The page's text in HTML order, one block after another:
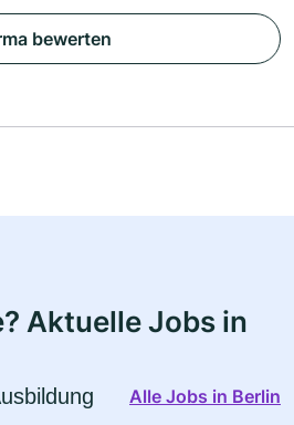
bewerten
Aktuelle Jobs in
Alle Jobs in Berlin